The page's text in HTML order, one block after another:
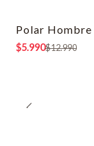
-54% OFF
Polar Hombre
$5.990$12.990